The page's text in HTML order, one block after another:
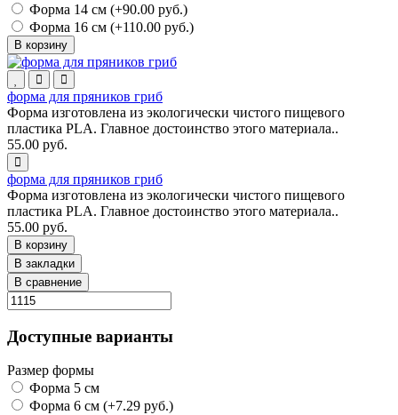
Форма 14 см (+90.00 руб.)
Форма 16 см (+110.00 руб.)
В корзину
форма для пряников гриб
Форма изготовлена из экологически чистого пищевого
пластика PLA. Главное достоинство этого материала..
55.00 руб.
форма для пряников гриб
Форма изготовлена из экологически чистого пищевого
пластика PLA. Главное достоинство этого материала..
55.00 руб.
В корзину
В закладки
В сравнение
Доступные варианты
Размер формы
Форма 5 см
Форма 6 см (+7.29 руб.)